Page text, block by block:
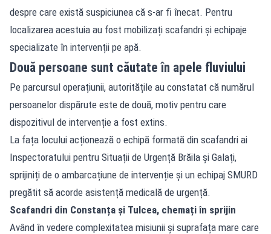
despre care există suspiciunea că s-ar fi înecat. Pentru
localizarea acestuia au fost mobilizați scafandri și echipaje
specializate în intervenții pe apă.
Două persoane sunt căutate în apele fluviului
Pe parcursul operațiunii, autoritățile au constatat că numărul
persoanelor dispărute este de două, motiv pentru care
dispozitivul de intervenție a fost extins.
La fața locului acționează o echipă formată din scafandri ai
Inspectoratului pentru Situații de Urgență Brăila și Galați,
sprijiniți de o ambarcațiune de intervenție și un echipaj SMURD
pregătit să acorde asistență medicală de urgență.
Scafandri din Constanța și Tulcea, chemați în sprijin
Având în vedere complexitatea misiunii și suprafața mare care